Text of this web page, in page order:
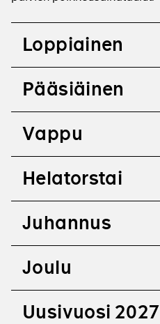
Loppiainen
Pääsiäinen
Vappu
Helatorstai
Juhannus
Joulu
Uusivuosi 2027